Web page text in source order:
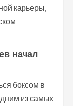
карьеры,
начал
боксом в
из самых